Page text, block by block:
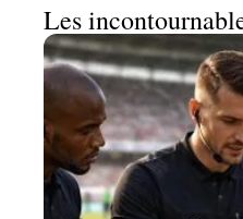
Les